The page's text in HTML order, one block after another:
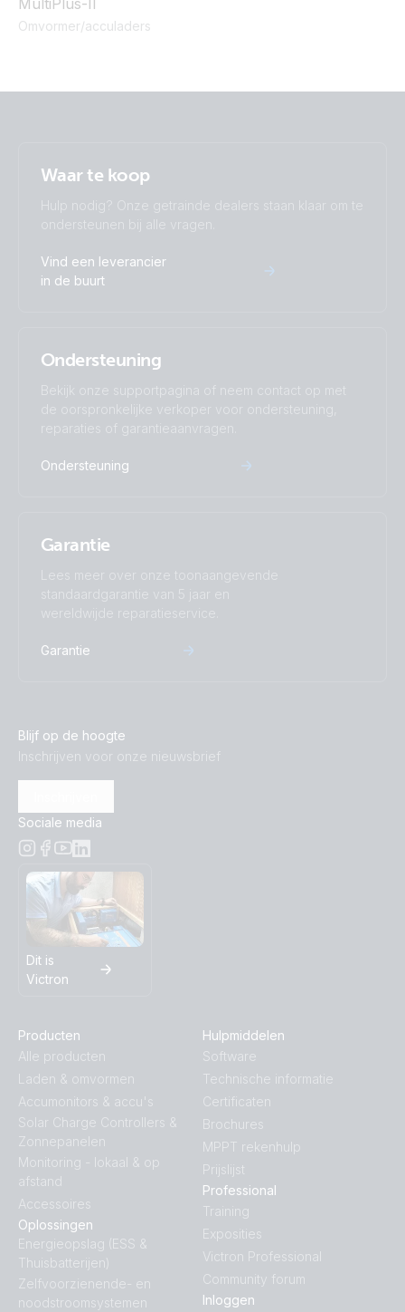
End_5 meter (total)
Current Transformer 400A 50mA for MultiPlus-II (10m)
Wire-end SCT023R
MultiPlus-II
Omvormer/acculaders
Waar te koop
Hulp nodig? Onze getrainde dealers staan klaar om te
ondersteunen bij alle vragen.
Vind een leverancier
in de buurt
Ondersteuning
Bekijk onze supportpagina of neem contact op met
de oorspronkelijke verkoper voor ondersteuning,
reparaties of garantieaanvragen.
Ondersteuning
Garantie
Lees meer over onze toonaangevende
standaardgarantie van 5 jaar en
wereldwijde reparatieservice.
Garantie
Blijf op de hoogte
Inschrijven voor onze nieuwsbrief
Sociale media
Dit is
Victron
Producten
Alle producten
Laden & omvormen
Accumonitors & accu's
Solar Charge Controllers &
Zonnepanelen
Monitoring - lokaal & op
afstand
Accessoires
Oplossingen
Energieopslag (ESS &
Thuisbatterijen)
Zelfvoorzienende- en
noodstroomsystemen
Hulpmiddelen
Software
Technische informatie
Certificaten
Brochures
MPPT rekenhulp
Prijslijst
Professional
Training
Exposities
Victron Professional
Community forum
Inloggen